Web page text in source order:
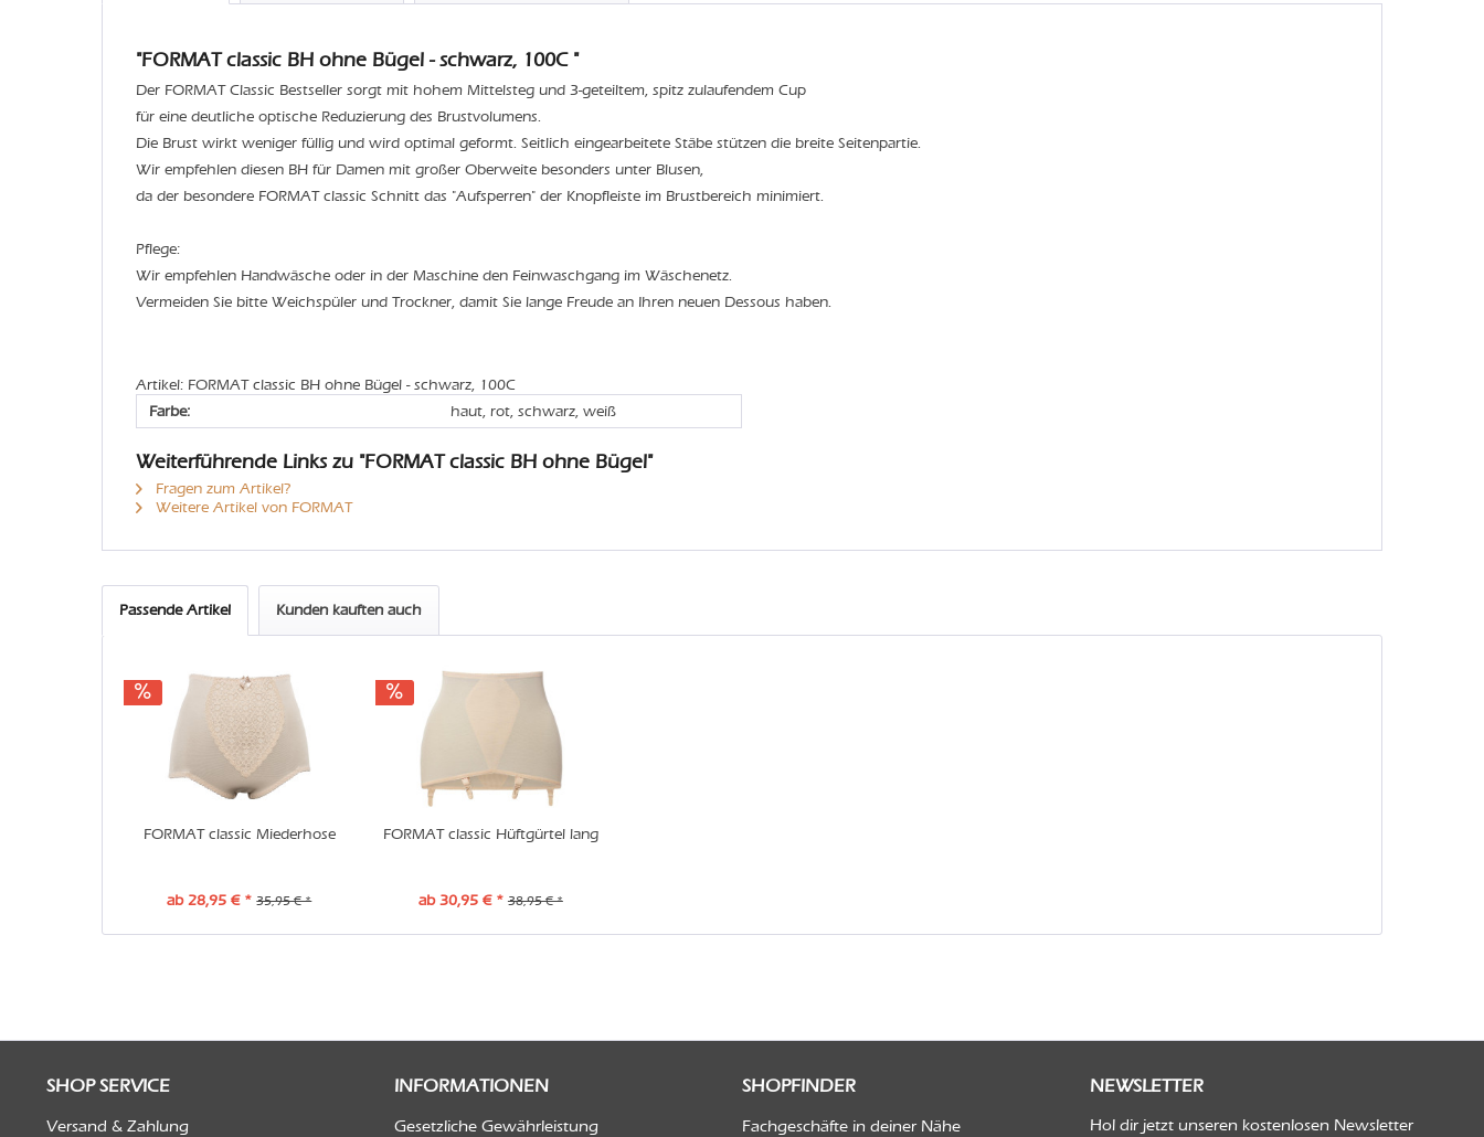
"FORMAT classic BH ohne Bügel - schwarz, 100C "
Der FORMAT Classic Bestseller sorgt mit hohem Mittelsteg und 3-geteiltem, spitz zulaufendem Cup
für eine deutliche optische Reduzierung des Brustvolumens.
Die Brust wirkt weniger füllig und wird optimal geformt. Seitlich eingearbeitete Stäbe stützen die breite Seitenpartie.
Wir empfehlen diesen BH für Damen mit großer Oberweite besonders unter Blusen,
da der besondere FORMAT classic Schnitt das "Aufsperren" der Knopfleiste im Brustbereich minimiert.
Pflege:
Wir empfehlen Handwäsche oder in der Maschine den Feinwaschgang im Wäschenetz.
Vermeiden Sie bitte Weichspüler und Trockner, damit Sie lange Freude an Ihren neuen Dessous haben.
Artikel: FORMAT classic BH ohne Bügel - schwarz, 100C
Farbe:
haut, rot, schwarz, weiß
Weiterführende Links zu "FORMAT classic BH ohne Bügel"
Fragen zum Artikel?
Weitere Artikel von FORMAT
Passende Artikel Kunden kauften auch
FORMAT classic Miederhose
ab 28,95 € * 35,95 € *
FORMAT classic Hüftgürtel lang
ab 30,95 € * 38,95 € *
SHOP SERVICE
Versand & Zahlung
INFORMATIONEN
Gesetzliche Gewährleistung
SHOPFINDER
Fachgeschäfte in deiner Nähe
NEWSLETTER
Hol dir jetzt unseren kostenlosen Newsletter